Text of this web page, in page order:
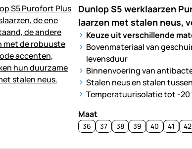
Dunlop S5 werklaarzen
laarzen met stalen neus,
Keuze uit verschillende
Bovenmateriaal van
levensduur
Binnenvoering van
Stalen neus en stalen
Temperatuurisolatie tot -20
Maat
36 37 38 39 40 41 42